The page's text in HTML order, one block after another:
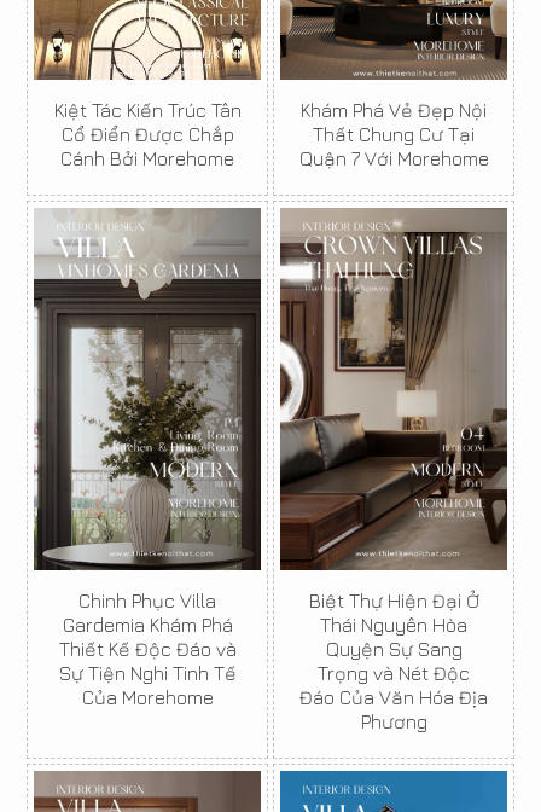
Kiệt Tác Kiến Trúc Tân
Cổ Điển Được Chắp
Cánh Bởi Morehome
Khám Phá Vẻ Đẹp Nội
Thất Chung Cư Tại
Quận 7 Với Morehome
Chinh Phục Villa
Gardemia Khám Phá
Thiết Kế Độc Đáo và
Sự Tiện Nghi Tinh Tế
Của Morehome
Biệt Thự Hiện Đại Ở
Thái Nguyên Hòa
Quyện Sự Sang
Trọng và Nét Độc
Đáo Của Văn Hóa Địa
Phương